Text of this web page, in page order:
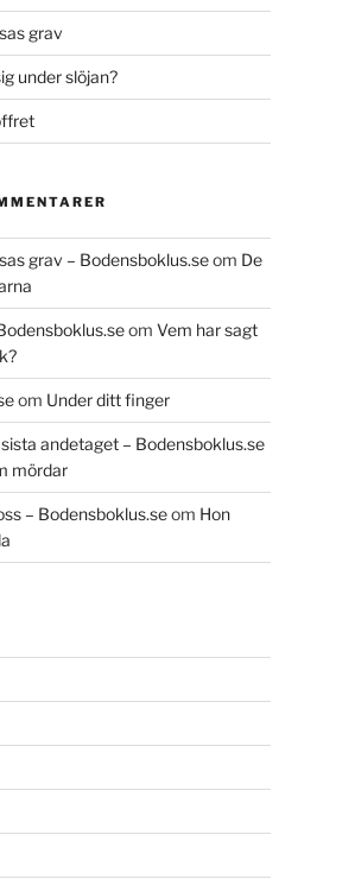
grav
under slöjan?
grav – Bodensboklus.seom De
om Vem har sagt
om Under ditt finger
andetaget – Bodensboklus.se
mördar
– Bodensboklus.seom Hon